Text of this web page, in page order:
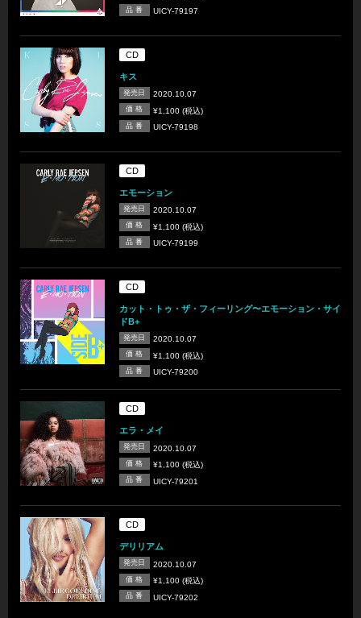
品 番 UICY-79197
CD
キス
発売日 2020.10.07
価 格 ¥1,100 (税込)
品 番 UICY-79198
CD
エモーション
発売日 2020.10.07
価 格 ¥1,100 (税込)
品 番 UICY-79199
CD
カット・トゥ・ザ・フィーリング〜エモーション・サイ
ドB+
発売日 2020.10.07
価 格 ¥1,100 (税込)
品 番 UICY-79200
CD
エラ・メイ
発売日 2020.10.07
価 格 ¥1,100 (税込)
品 番 UICY-79201
CD
デリリアム
発売日 2020.10.07
価 格 ¥1,100 (税込)
品 番 UICY-79202